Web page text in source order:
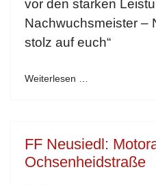
vor den starken
Nachwuchsmeister –
stolz auf euch“
Weiterlesen …
FF Neusiedl:
Ochsenheidstraße